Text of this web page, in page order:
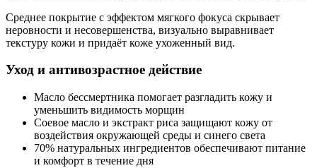
Среднее покрытие с эффектом мягкого фокуса скрывает
неровности и несовершенства, визуально выравнивает
текстуру кожи и придаёт коже ухоженный вид.
Уход и антивозрастное действие
Масло бессмертника помогает разгладить кожу и
уменьшить видимость морщин
Соевое масло и экстракт риса защищают кожу от
воздействия окружающей среды и синего света
70% натуральных ингредиентов обеспечивают питание
и комфорт в течение дня